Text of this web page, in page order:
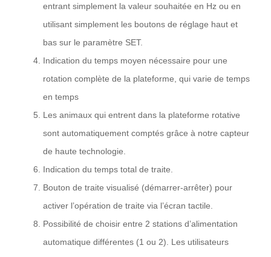
entrant simplement la valeur souhaitée en Hz ou en
utilisant simplement les boutons de réglage haut et
bas sur le paramètre SET.
Indication du temps moyen nécessaire pour une
rotation complète de la plateforme, qui varie de temps
en temps
Les animaux qui entrent dans la plateforme rotative
sont automatiquement comptés grâce à notre capteur
de haute technologie.
Indication du temps total de traite.
Bouton de traite visualisé (démarrer-arrêter) pour
activer l’opération de traite via l’écran tactile.
Possibilité de choisir entre 2 stations d’alimentation
automatique différentes (1 ou 2). Les utilisateurs